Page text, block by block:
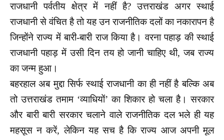
राजधानी पर्वतीय क्षेत्र में नहीं है? उत्तराखंड अगर स्थाई
राजधानी से वंचित है तो यह उन राजनीतिक दलों का नकारापन है
जिन्होंने राज्य में बारी-बारी राज किया है। वरना पहाड़ की स्थाई
राजधानी पहाड़ में उसी दिन तय हो जानी चाहिए थी, जब राज्य
का जन्म हुआ।
बहरहाल अब मुद्दा सिर्फ स्थाई राजधानी का ही नहीं है बल्कि अब
तो उत्तराखंड तमाम ‘व्याधियों’ का शिकार हो चला है। सरकार
और बारी बारी सरकार चलाने वाले राजनीतिक दल भले ही यह
महसूस न करें, लेकिन यह सच है कि राज्य आज अपनी मूल